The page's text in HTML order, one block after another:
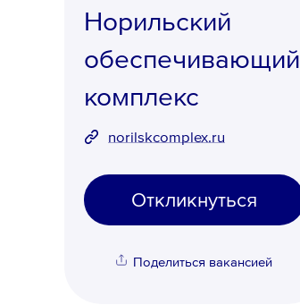
Норильский
обеспечивающий
комплекс
norilskcomplex.ru
Откликнуться
Поделиться вакансией